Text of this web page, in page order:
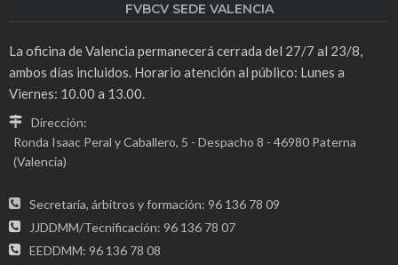
FVBCV SEDE VALENCIA
La oficina de Valencia permanecerá cerrada del 27/7 al 23/8,
ambos días incluidos. Horario atención al público: Lunes a
Viernes: 10.00 a 13.00.
Dirección:
Ronda Isaac Peral y Caballero, 5 - Despacho 8 - 46980 Paterna
(Valencia)
Secretaria, árbitros y formación: 96 136 78 09
JJDDMM/Tecnificación: 96 136 78 07
EEDDMM: 96 136 78 08